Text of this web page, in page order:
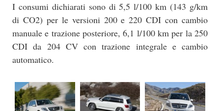
I consumi dichiarati sono di 5,5 l/100 km (143 g/km
di CO2) per le versioni 200 e 220 CDI con cambio
manuale e trazione posteriore, 6,1 l/100 km per la 250
CDI da 204 CV con trazione integrale e cambio
automatico.